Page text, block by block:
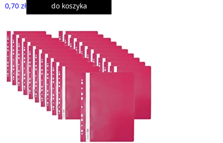
0,70 zł do koszyka